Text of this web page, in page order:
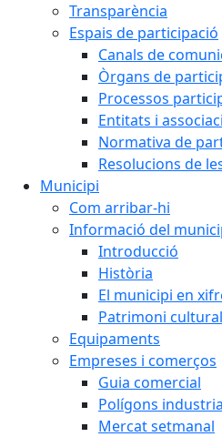
Transparència
Espais de participació
Canals de
Òrgans de
Processos
Entitats i
Normativa de
Resolucions de
Municipi
Com arribar-hi
Informació del
Introducció
Història
El municipi en
Patrimoni cultural
Equipaments
Empreses i comerços
Guia comercial
Polígons
Mercat setmanal